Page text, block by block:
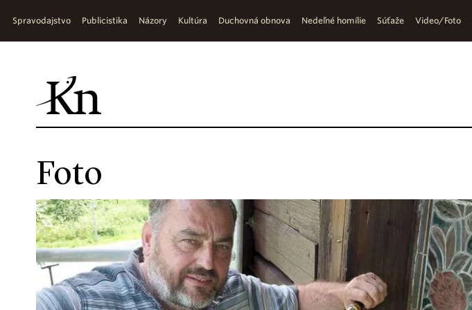
Spravodajstvo Publicistika Názory Kultúra Duchovná obnova Nedeľné homílie Súťaže Video/Foto
Foto